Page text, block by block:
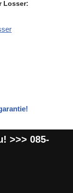
Losser:
>>> 085-